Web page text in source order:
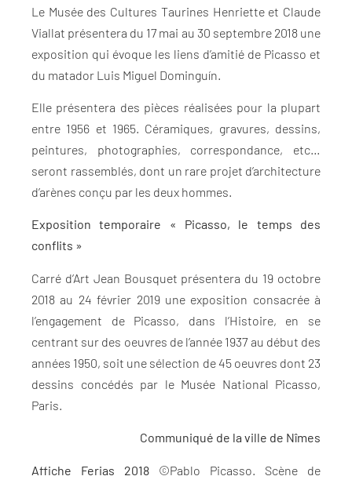
Le Musée des Cultures Taurines Henriette et Claude
Viallat présentera du 17 mai au 30 septembre 2018 une
exposition qui évoque les liens d’amitié de Picasso et
du matador Luis Miguel Dominguín.
Elle présentera des pièces réalisées pour la plupart
entre 1956 et 1965. Céramiques, gravures, dessins,
peintures, photographies, correspondance, etc…
seront rassemblés, dont un rare projet d’architecture
d’arènes conçu par les deux hommes.
Exposition temporaire « Picasso, le temps des
conflits »
Carré d’Art Jean Bousquet présentera du 19 octobre
2018 au 24 février 2019 une exposition consacrée à
l’engagement de Picasso, dans l’Histoire, en se
centrant sur des oeuvres de l’année 1937 au début des
années 1950, soit une sélection de 45 oeuvres dont 23
dessins concédés par le Musée National Picasso,
Paris.
Communiqué de la ville de Nîmes
Affiche Ferias 2018 ©Pablo Picasso. Scène de